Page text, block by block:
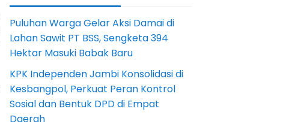
Puluhan Warga Gelar Aksi Damai di
Lahan Sawit PT BSS, Sengketa 394
Hektar Masuki Babak Baru
KPK Independen Jambi Konsolidasi di
Kesbangpol, Perkuat Peran Kontrol
Sosial dan Bentuk DPD di Empat
Daerah